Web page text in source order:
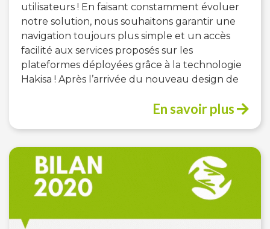
utilisateurs ! En faisant constamment évoluer
notre solution, nous souhaitons garantir une
navigation toujours plus simple et un accès
facilité aux services proposés sur les
plateformes déployées grâce à la technologie
Hakisa ! Après l’arrivée du nouveau design de
En savoir plus